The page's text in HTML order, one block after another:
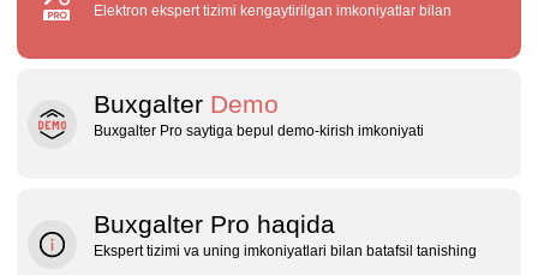
Elektron ekspert tizimi kengaytirilgan imkoniyatlar bilan
Buxgalter Demo
Buxgalter Pro saytiga bepul demo‑kirish imkoniyati
Buxgalter Pro haqida
Ekspert tizimi va uning imkoniyatlari bilan batafsil tanishing